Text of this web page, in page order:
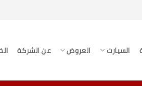
السيارت العروض عن الشركة